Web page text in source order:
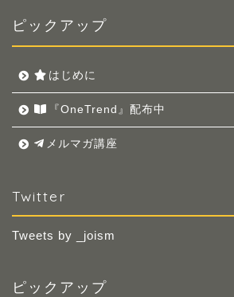
ピックアップ
はじめに
『OneTrend』配布中
メルマガ講座
Twitter
Tweets by _joism
ピックアップ